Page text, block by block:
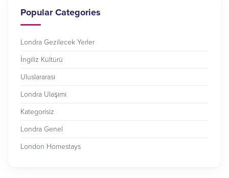
Popular Categories
Londra Gezilecek Yerler
İngiliz Kültürü
Uluslararası
Londra Ulaşımı
Kategorisiz
Londra Genel
London Homestays